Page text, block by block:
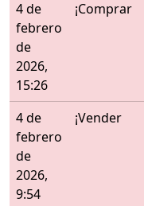
4 de
febrero
de
2026,
15:26
¡Comprar
4 de
febrero
de
2026,
9:54
¡Vender